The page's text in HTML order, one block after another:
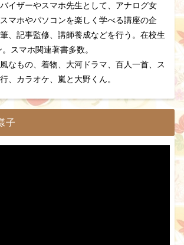
イザーやスマホ先生として、アナログ女
マホやパソコンを楽しく学べる講座の企
、記事監修、講師養成などを行う。在校生
スマホ関連著書多数。
なもの、着物、大河ドラマ、百人一首、ス
、カラオケ、嵐と大野くん。
子